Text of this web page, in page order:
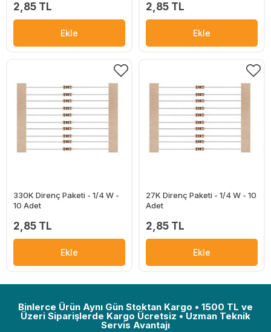
2,85 TL
Ekle
2,85 TL
Ekle
330K Direnç Paketi - 1/4 W -
10 Adet
2,85 TL
Ekle
27K Direnç Paketi - 1/4 W - 10
Adet
2,85 TL
Ekle
Binlerce Ürün Aynı Gün Stoktan Kargo • 1500 TL ve
Üzeri Siparişlerde Kargo Ücretsiz • Uzman Teknik
Servis Avantajı